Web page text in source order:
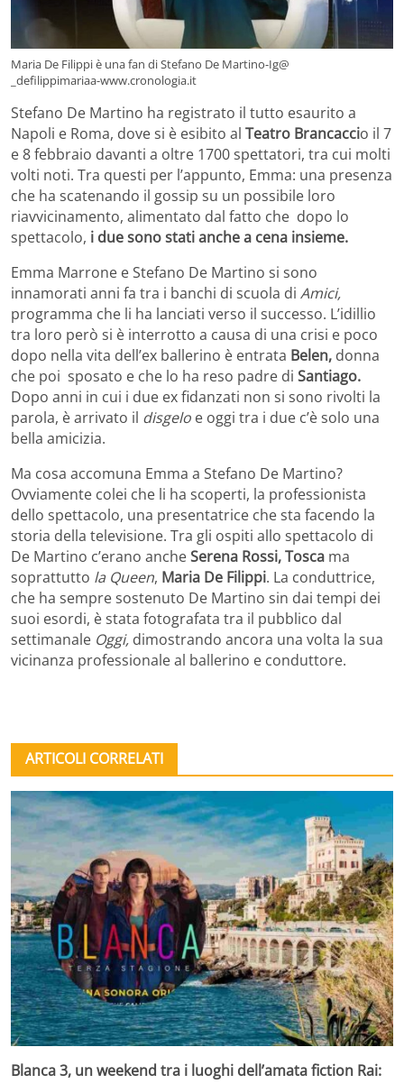
Maria De Filippi è una fan di Stefano De Martino-Ig@
_defilippimariaa-www.cronologia.it
Stefano De Martino ha registrato il tutto esaurito a
Napoli e Roma, dove si è esibito al Teatro Brancaccio il 7
e 8 febbraio davanti a oltre 1700 spettatori, tra cui molti
volti noti. Tra questi per l’appunto, Emma: una presenza
che ha scatenando il gossip su un possibile loro
riavvicinamento, alimentato dal fatto che dopo lo
spettacolo, i due sono stati anche a cena insieme.
Emma Marrone e Stefano De Martino si sono
innamorati anni fa tra i banchi di scuola di Amici,
programma che li ha lanciati verso il successo. L’idillio
tra loro però si è interrotto a causa di una crisi e poco
dopo nella vita dell’ex ballerino è entrata Belen, donna
che poi sposato e che lo ha reso padre di Santiago.
Dopo anni in cui i due ex fidanzati non si sono rivolti la
parola, è arrivato il disgelo e oggi tra i due c’è solo una
bella amicizia.
Ma cosa accomuna Emma a Stefano De Martino?
Ovviamente colei che li ha scoperti, la professionista
dello spettacolo, una presentatrice che sta facendo la
storia della televisione. Tra gli ospiti allo spettacolo di
De Martino c’erano ancheSerena Rossi, Tosca ma
soprattutto la Queen, Maria De Filippi. La conduttrice,
che ha sempre sostenuto De Martino sin dai tempi dei
suoi esordi, è stata fotografata tra il pubblico dal
settimanale Oggi, dimostrando ancora una volta la sua
vicinanza professionale al ballerino e conduttore.
ARTICOLI CORRELATI
Blanca 3, un weekend tra i luoghi dell’amata fiction Rai: